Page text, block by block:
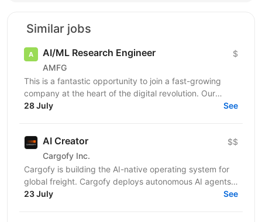
Similar jobs
AI/ML Research Engineer
AMFG
$
This is a fantastic opportunity to join a fast-growing
company at the heart of the digital revolution. Our
software product is revolutionising manufacturing...
28 July See
AI Creator
Cargofy Inc.
$$
Cargofy is building the AI-native operating system for
global freight. Cargofy deploys autonomous AI agents
that automate procurement, dispatching,...
23 July See